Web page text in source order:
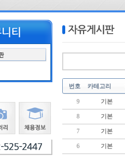
번호 카테고리
9 기본
8 기본
7 기본
6 기본